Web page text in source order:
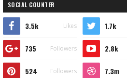
SOCIAL COUNTER
3.5k Likes 1.7k
735 Followers 2.8k
524 Followers 7.3m